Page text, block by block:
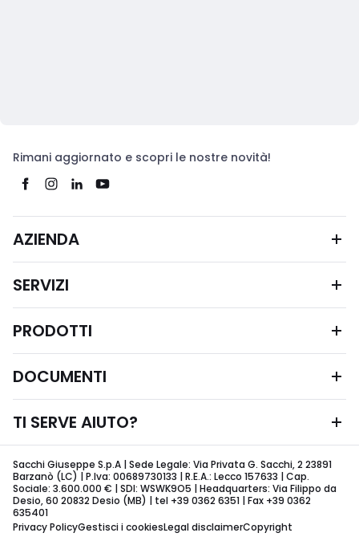
Rimani aggiornato e scopri le nostre novità!
AZIENDA
SERVIZI
PRODOTTI
DOCUMENTI
TI SERVE AIUTO?
Sacchi Giuseppe S.p.A | Sede Legale: Via Privata G. Sacchi, 2 23891
Barzanò (LC) | P.Iva: 00689730133 | R.E.A.: Lecco 157633 | Cap.
Sociale: 3.600.000 € | SDI: WSWK9O5 | Headquarters: Via Filippo da
Desio, 60 20832 Desio (MB) | tel +39 0362 6351 | Fax +39 0362
635401
Privacy PolicyGestisci i cookiesLegal disclaimerCopyright